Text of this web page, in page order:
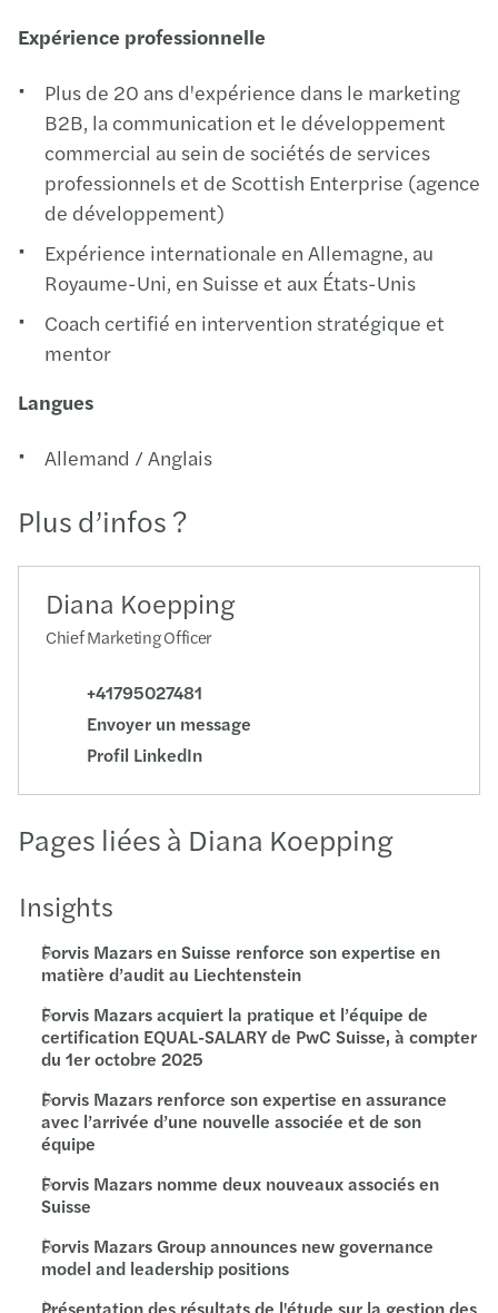
Expérience professionnelle
Plus de 20 ans d'expérience dans le marketing
B2B, la communication et le développement
commercial au sein de sociétés de services
professionnels et de Scottish Enterprise (agence
de développement)
Expérience internationale en Allemagne, au
Royaume-Uni, en Suisse et aux États-Unis
Coach certifié en intervention stratégique et
mentor
Langues
Allemand / Anglais
Plus d’infos ?
Diana Koepping
Chief Marketing Officer
+41795027481
Envoyer un message
Profil LinkedIn
Pages liées à Diana Koepping
Insights
Forvis Mazars en Suisse renforce son expertise en
matière d’audit au Liechtenstein
Forvis Mazars acquiert la pratique et l’équipe de
certification EQUAL-SALARY de PwC Suisse, à compter
du 1er octobre 2025
Forvis Mazars renforce son expertise en assurance
avec l’arrivée d’une nouvelle associée et de son
équipe
Forvis Mazars nomme deux nouveaux associés en
Suisse
Forvis Mazars Group announces new governance
model and leadership positions